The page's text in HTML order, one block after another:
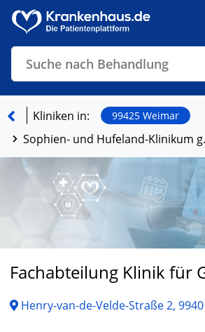
Suche nach Behandlung
Finden
Kliniken in: 99425 Weimar
Fachabteilung Klinik für
Henry-van-de-Velde-Straße 2,